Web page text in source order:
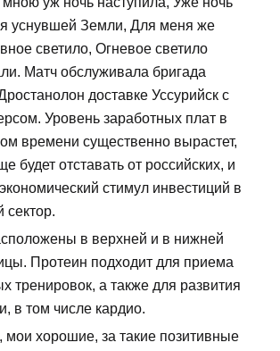
уснувшей Земли, Для меня же
светило, Огневое светило
Матч обслуживала бригада
доставке Уссурийск с
Уровень заработных плат в
времени существенно вырастет,
будет отставать от российских, и
стимул инвестиций в
сектор.
в верхней и в нижней
Протеин подходит для приема
тренировок, а также для развития
в том числе кардио.
хорошие, за такие позитивные